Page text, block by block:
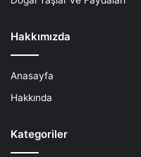
Hakkımızda
Anasayfa
Hakkında
Kategoriler